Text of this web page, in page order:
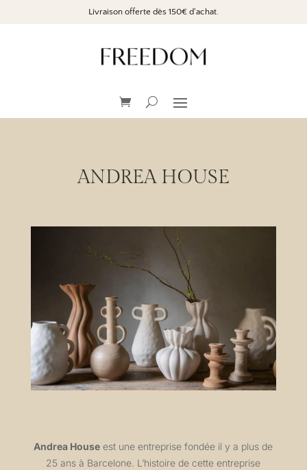
Livraison offerte dès 150€ d'achat.
ANDREA HOUSE
Andrea House est une entreprise fondée il y a plus de
25 ans à Barcelone. L’histoire de cette entreprise